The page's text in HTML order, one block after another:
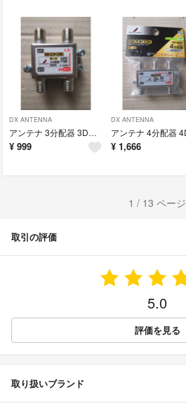
DX ANTENNA
アンテナ 3分配器 3DMS 【中古品】
¥ 999
DX ANTENNA
¥ 1,666
1 / 13 ページ
取引の評価
5.0
評価を見る
取り扱いブランド